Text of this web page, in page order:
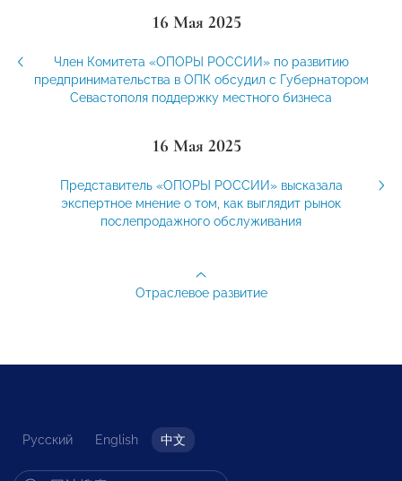
16 Мая 2025
Член Комитета «ОПОРЫ РОССИИ» по развитию
предпринимательства в ОПК обсудил с Губернатором
Севастополя поддержку местного бизнеса
16 Мая 2025
Представитель «ОПОРЫ РОССИИ» высказала
экспертное мнение о том, как выглядит рынок
послепродажного обслуживания
Отраслевое развитие
Русский English 中文